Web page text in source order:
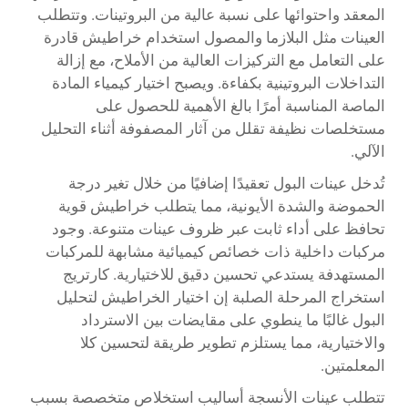
المعقد واحتوائها على نسبة عالية من البروتينات. وتتطلب
العينات مثل البلازما والمصول استخدام خراطيش قادرة
على التعامل مع التركيزات العالية من الأملاح، مع إزالة
التداخلات البروتينية بكفاءة. ويصبح اختيار كيمياء المادة
الماصة المناسبة أمرًا بالغ الأهمية للحصول على
مستخلصات نظيفة تقلل من آثار المصفوفة أثناء التحليل
الآلي.
تُدخل عينات البول تعقيدًا إضافيًا من خلال تغير درجة
الحموضة والشدة الأيونية، مما يتطلب خراطيش قوية
تحافظ على أداء ثابت عبر ظروف عينات متنوعة. وجود
مركبات داخلية ذات خصائص كيميائية مشابهة للمركبات
المستهدفة يستدعي تحسين دقيق للاختيارية. كارتريج
استخراج المرحلة الصلبة إن اختيار الخراطيش لتحليل
البول غالبًا ما ينطوي على مقايضات بين الاسترداد
والاختيارية، مما يستلزم تطوير طريقة لتحسين كلا
المعلمتين.
تتطلب عينات الأنسجة أساليب استخلاص متخصصة بسبب